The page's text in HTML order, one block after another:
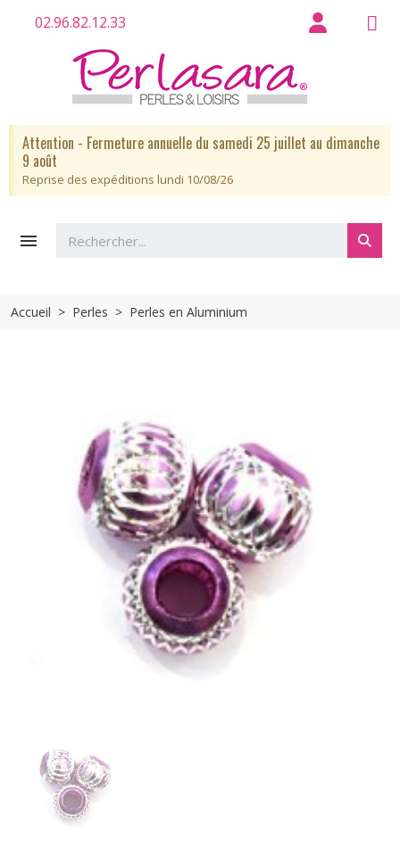
02.96.82.12.33
Attention - Fermeture annuelle du samedi 25 juillet au dimanche
9 août
Reprise des expéditions lundi 10/08/26

Accueil Perles Perles en Aluminium